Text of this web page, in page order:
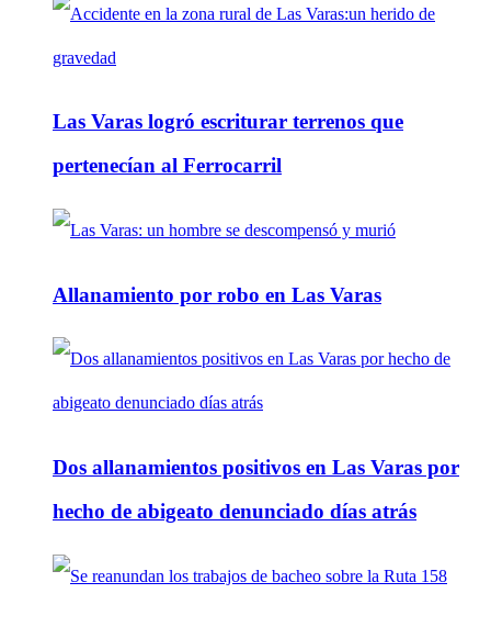
Las Varas logró escriturar terrenos que
pertenecían al Ferrocarril
Allanamiento por robo en Las Varas
Dos allanamientos positivos en Las Varas por
hecho de abigeato denunciado días atrás